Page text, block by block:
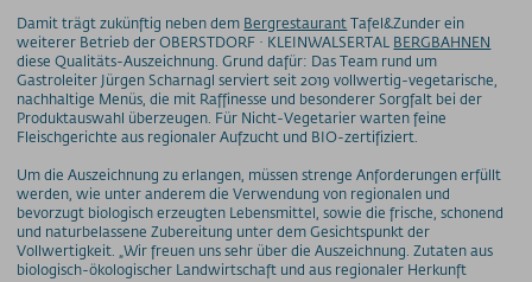
Damit trägt zukünftig neben dem BergrestaurantTafel&Zunder ein
weiterer Betrieb der OBERSTDORF · KLEINWALSERTAL BERGBAHNEN
diese Qualitäts-Auszeichnung. Grund dafür: Das Team rund um
Gastroleiter Jürgen Scharnagl serviert seit 2019 vollwertig-vegetarische,
nachhaltige Menüs, die mit Raffinesse und besonderer Sorgfalt bei der
Produktauswahl überzeugen. Für Nicht-Vegetarier warten feine
Fleischgerichte aus regionaler Aufzucht und BIO-zertifiziert.
Um die Auszeichnung zu erlangen, müssen strenge Anforderungen erfüllt
werden, wie unter anderem die Verwendung von regionalen und
bevorzugt biologisch erzeugten Lebensmittel, sowie die frische, schonend
und naturbelassene Zubereitung unter dem Gesichtspunkt der
Vollwertigkeit. „Wir freuen uns sehr über die Auszeichnung. Zutaten aus
biologisch-ökologischer Landwirtschaft und aus regionaler Herkunft